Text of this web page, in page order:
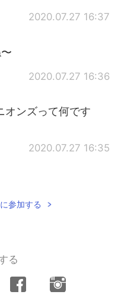
2020.07.27 16:37
2020.07.27 16:36
オンズって何です
2020.07.27 16:35
見惚れてますよ！！
2020.07.27 16:34
参加する
る